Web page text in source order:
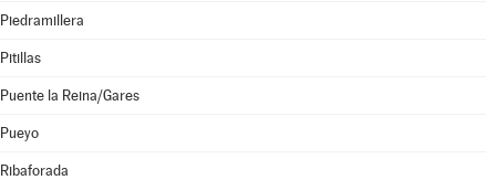
Piedramillera
Pitillas
Puente la Reina/Gares
Pueyo
Ribaforada